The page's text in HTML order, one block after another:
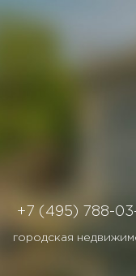
+7 (495) 788-
городская